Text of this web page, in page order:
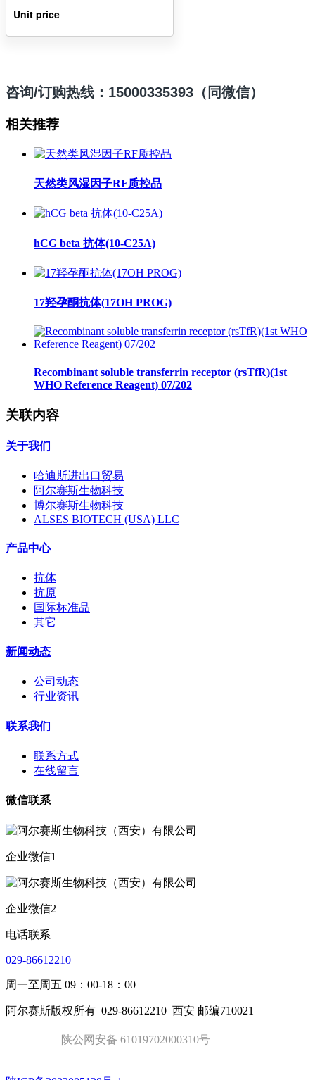
Unit price
咨询/订购热线：15000335393（同微信）
相关推荐
天然类风湿因子RF质控品
hCG beta 抗体(10-C25A)
17羟孕酮抗体(17OH PROG)
Recombinant soluble transferrin receptor (rsTfR)(1st
WHO Reference Reagent) 07/202
关联内容
关于我们
哈迪斯进出口贸易
阿尔赛斯生物科技
博尔赛斯生物科技
ALSES BIOTECH (USA) LLC
产品中心
抗体
抗原
国际标准品
其它
新闻动态
公司动态
行业资讯
联系我们
联系方式
在线留言
微信联系
企业微信1
企业微信2
电话联系
029-86612210
周一至周五 09：00-18：00
阿尔赛斯版权所有 029-86612210 西安 邮编710021
陕公网安备 61019702000310号